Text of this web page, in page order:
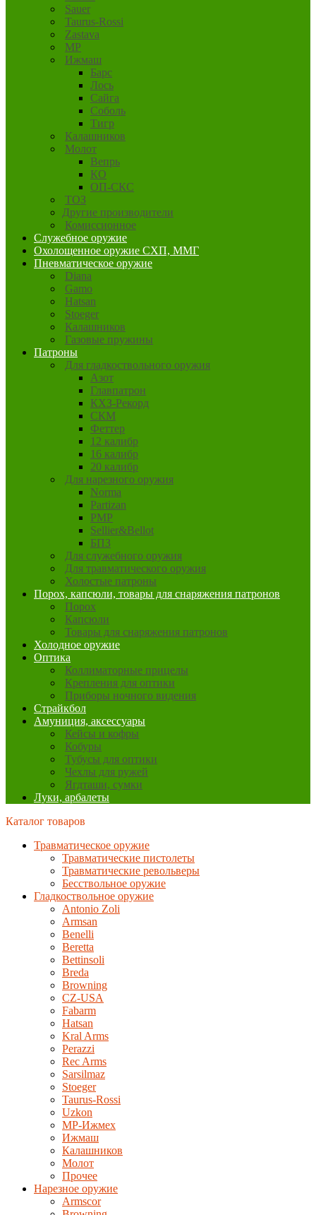
Sauer
Taurus-Rossi
Zastava
MP
Ижмаш
Барс
Лось
Сайга
Соболь
Тигр
Калашников
Молот
Вепрь
КО
ОП-СКС
ТОЗ
Другие производители
Комиссионное
Служебное оружие
Охолощенное оружие СХП, ММГ
Пневматическое оружие
Diana
Gamo
Hatsan
Stoeger
Калашников
Газовые пружины
Патроны
Для гладкоствольного оружия
Азот
Главпатрон
КХЗ-Рекорд
СКМ
Феттер
12 калибр
16 калибр
20 калибр
Для нарезного оружия
Norma
Partizan
PMP
Sellier&Bellot
БПЗ
Для служебного оружия
Для травматического оружия
Холостые патроны
Порох, капсюли, товары для снаряжения патронов
Порох
Капсюли
Товары для снаряжения патронов
Холодное оружие
Оптика
Коллиматорные прицелы
Крепления для оптики
Приборы ночного видения
Страйкбол
Амуниция, аксессуары
Кейсы и кофры
Кобуры
Тубусы для оптики
Чехлы для ружей
Ягдташи, сумки
Луки, арбалеты
Каталог товаров
Травматическое оружие
Травматические пистолеты
Травматические револьверы
Бесствольное оружие
Гладкоствольное оружие
Antonio Zoli
Armsan
Benelli
Beretta
Bettinsoli
Breda
Browning
CZ-USA
Fabarm
Hatsan
Kral Arms
Perazzi
Rec Arms
Sarsilmaz
Stoeger
Taurus-Rossi
Uzkon
MP-Ижмех
Ижмаш
Калашников
Молот
Прочее
Нарезное оружие
Armscor